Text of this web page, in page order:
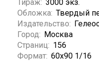
Тираж: 3000 экз.
Обложка: Твердый
Издательство:
Город: Москва
Страниц: 156
Формат: 60х90 1/16